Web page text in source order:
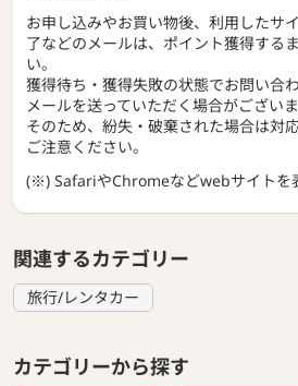
お申し込みやお買い物後、利用したサ
了などのメールは、ポイント獲得する
い。
獲得待ち・獲得失敗の状態でお問い合
メールを送っていただく場合がございま
そのため、紛失・破棄された場合は対
ご注意ください。
(※) SafariやChromeなどwebサイトを
関連するカテゴリー
旅行/レンタカー
カテゴリーから探す